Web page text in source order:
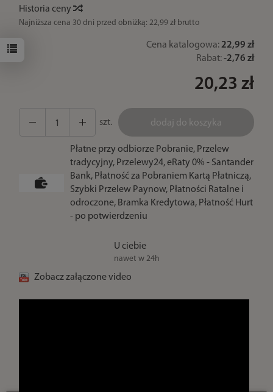
Historia ceny
Najniższa cena 30 dni przed obniżką: 22,99 zł brutto
Cena katalogowa:22,99 zł
Rabat:-2,76 zł
20,23 zł
szt. dodaj do koszyka
Płatne przy odbiorze Pobranie, Przelew
tradycyjny, Przelewy24, eRaty 0% - Santander
Bank, Płatność za Pobraniem Kartą Płatniczą,
Szybki Przelew Paynow, Płatności Ratalne i
odroczone, Bramka Kredytowa, Płatność Hurt
- po potwierdzeniu
U ciebie
nawet w 24h
Zobacz załączone video